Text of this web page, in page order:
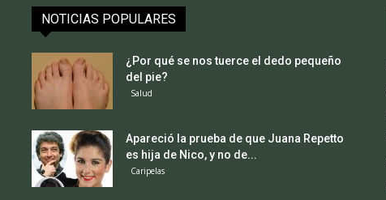
NOTICIAS POPULARES
¿Por qué se nos tuerce el dedo pequeño
del pie?
Salud
Apareció la prueba de que Juana Repetto
es hija de Nico, y no de...
Caripelas